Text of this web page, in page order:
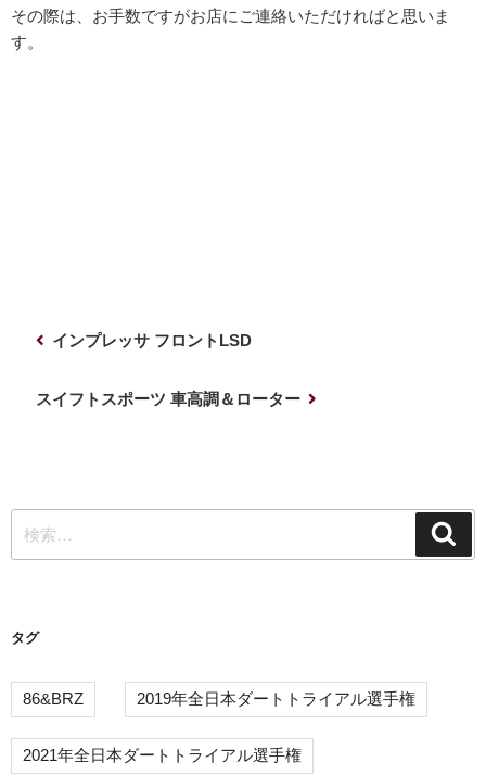
その際は、お手数ですがお店にご連絡いただければと思いま
す。
シ
ョ
インプレッサ フロントLSD
スイフトスポーツ 車高調＆ローター
索:
タグ
86&BRZ 2019年全日本ダートトライアル選手権
2021年全日本ダートトライアル選手権